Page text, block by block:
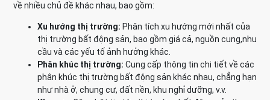
về nhiều chủ đề khác nhau, bao gồm:
Xu hướng thị trường: Phân tích xu hướng mới nhất của
thị trường bất động sản, bao gồm giá cả, nguồn cung,nhu
cầu và các yếu tố ảnh hưởng khác.
Phân khúc thị trường: Cung cấp thông tin chi tiết về các
phân khúc thị trường bất động sản khác nhau, chẳng hạn
như nhà ở, chung cư, đất nền, khu nghỉ dưỡng, v.v.